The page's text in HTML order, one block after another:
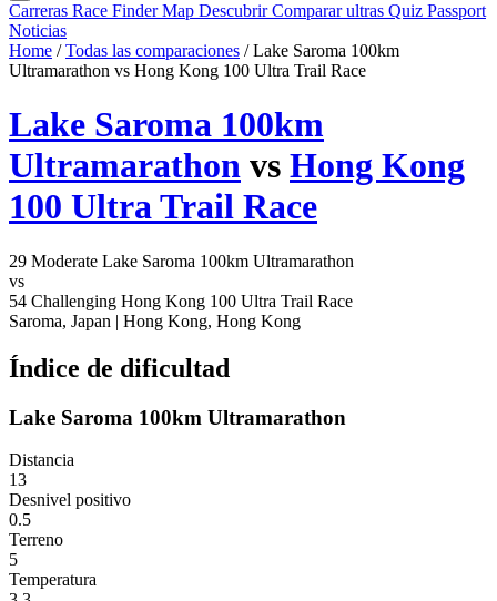
Carreras Race FinderMap DescubrirComparar ultras Quiz Passport
Noticias
Home / Todas las comparaciones / Lake Saroma 100km
Ultramarathon vs Hong Kong 100 Ultra Trail Race
Lake Saroma 100km
Ultramarathon vs Hong Kong
100 Ultra Trail Race
29 Moderate Lake Saroma 100km Ultramarathon
vs
54 Challenging Hong Kong 100 Ultra Trail Race
Saroma, Japan | Hong Kong, Hong Kong
Índice de dificultad
Lake Saroma 100km Ultramarathon
Distancia
13
Desnivel positivo
0.5
Terreno
5
Temperatura